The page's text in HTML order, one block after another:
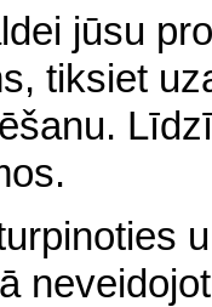
jūsu
tiksiet